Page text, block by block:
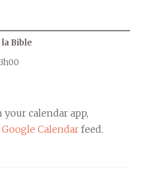
Bible
calendar app,
Google Calendar feed.